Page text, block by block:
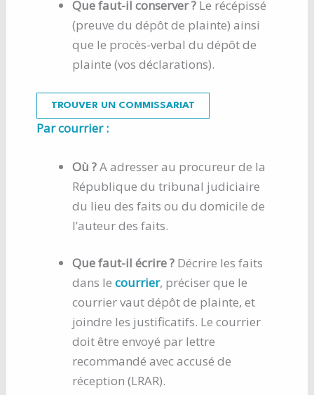
Que faut-il conserver ? Le récépissé
(preuve du dépôt de plainte) ainsi
que le procès-verbal du dépôt de
plainte (vos déclarations).
TROUVER UN COMMISSARIAT
Par courrier :
Où ?A adresser au procureur de la
République du tribunal judiciaire
du lieu des faits ou du domicile de
l’auteur des faits.
Que faut-il écrire ? Décrire les faits
dans le courrier, préciser que le
courrier vaut dépôt de plainte, et
joindre les justificatifs. Le courrier
doit être envoyé par lettre
recommandé avec accusé de
réception (LRAR).